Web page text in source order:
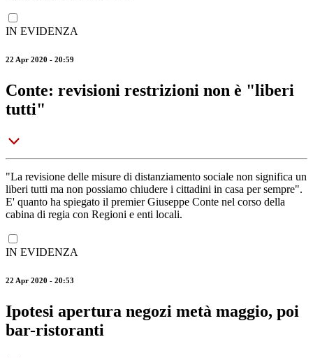
IN EVIDENZA
22 Apr 2020 - 20:59
Conte: revisioni restrizioni non è "liberi
tutti"
"La revisione delle misure di distanziamento sociale non significa un
liberi tutti ma non possiamo chiudere i cittadini in casa per sempre".
E' quanto ha spiegato il premier Giuseppe Conte nel corso della
cabina di regia con Regioni e enti locali.
IN EVIDENZA
22 Apr 2020 - 20:53
Ipotesi apertura negozi metà maggio, poi
bar-ristoranti